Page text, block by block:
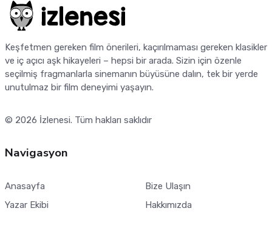
Keşfetmen gereken film önerileri, kaçırılmaması gereken klasikler
ve iç açıcı aşk hikayeleri – hepsi bir arada. Sizin için özenle
seçilmiş fragmanlarla sinemanın büyüsüne dalın, tek bir yerde
unutulmaz bir film deneyimi yaşayın.
© 2026 İzlenesi. Tüm hakları saklıdır
Navigasyon
Anasayfa
Yazar Ekibi
Bize Ulaşın
Hakkımızda